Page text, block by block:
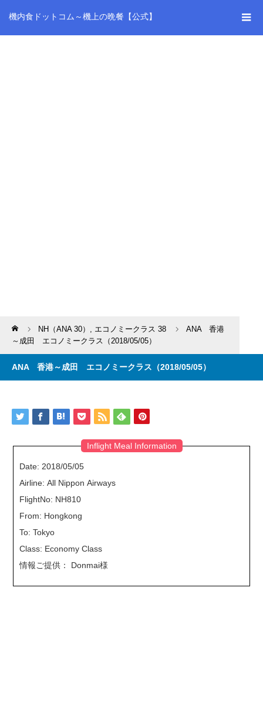
機内食ドットコム～機上の晩餐【公式】
Home NH（ANA 30） , エコノミークラス 38
ANA 香港
～成田 エコノミークラス（2018/05/05）
ANA 香港～成田 エコノミークラス（2018/05/05）
Inflight Meal Information
Date: 2018/05/05
Airline: All Nippon Airways
FlightNo: NH810
From: Hongkong
To: Tokyo
Class: Economy Class
情報ご提供： Donmai様